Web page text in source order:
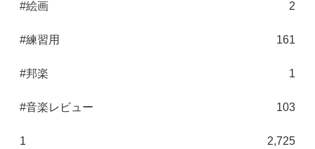
#絵画 2
#練習用 161
#邦楽 1
#音楽レビュー 103
1 2,725